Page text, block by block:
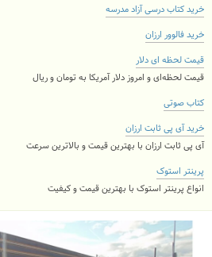
خرید کتاب درسی آزاد مدرسه
خرید فالوور ارزان
قیمت لحظه ای دلار
قیمت لحظه‌ای و امروز دلار آمریکا به تومان و ریال
کتاب صوتی
خرید آی پی ثابت ارزان
آی پی ثابت ارزان با بهترین قیمت و بالاترین سرعت
پرینتر استوک
انواع پرینتر استوک با بهترین قیمت و کیفیت